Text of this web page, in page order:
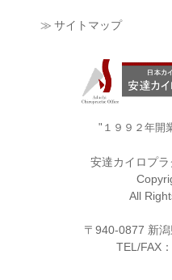
≫ サイトマップ
"１９９２年開
安達カイロプ
All
〒940-0877 新
TEL/FAX